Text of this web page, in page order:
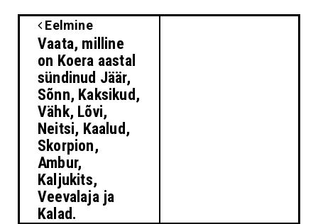
Eelmine
Vaata, milline
on Koera aastal
sündinud Jäär,
Sõnn, Kaksikud,
Vähk, Lõvi,
Neitsi, Kaalud,
Skorpion,
Ambur,
Kaljukits,
Veevalaja ja
Kalad.